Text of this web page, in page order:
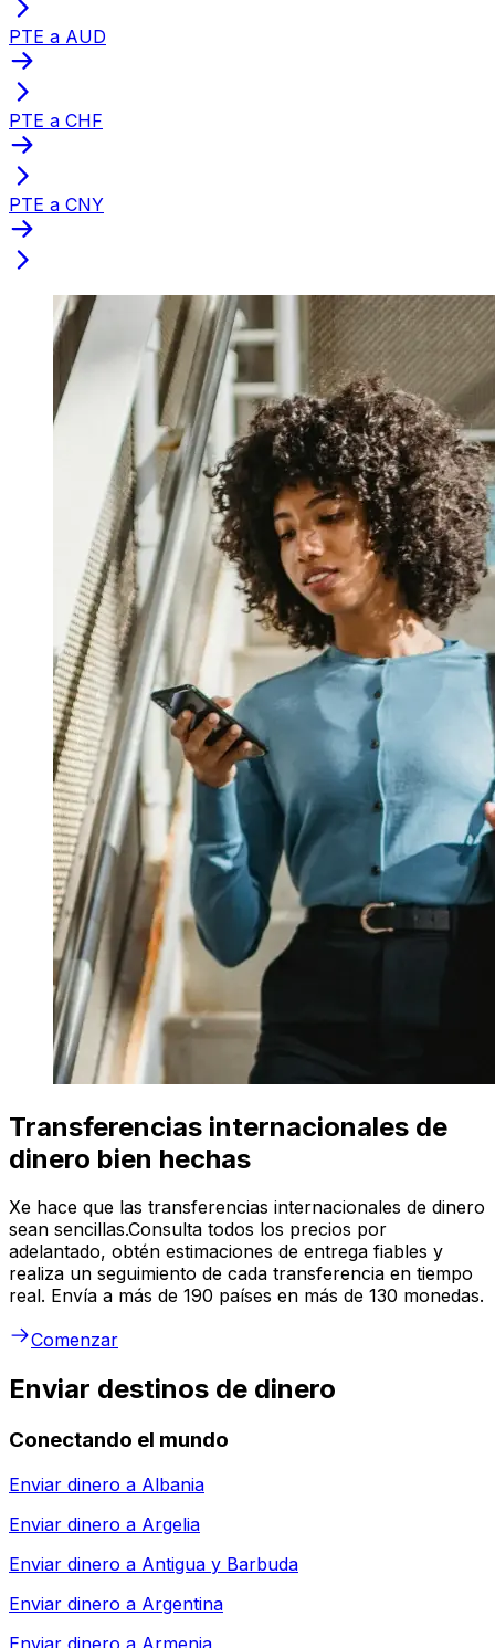
PTE a AUD
PTE a CHF
PTE a CNY
Transferencias internacionales de
dinero bien hechas
Xe hace que las transferencias internacionales de dinero
sean sencillas.Consulta todos los precios por
adelantado, obtén estimaciones de entrega fiables y
realiza un seguimiento de cada transferencia en tiempo
real. Envía a más de 190 países en más de 130 monedas.
Comenzar
Enviar destinos de dinero
Conectando el mundo
Enviar dinero a Albania
Enviar dinero a Argelia
Enviar dinero a Antigua y Barbuda
Enviar dinero a Argentina
Enviar dinero a Armenia